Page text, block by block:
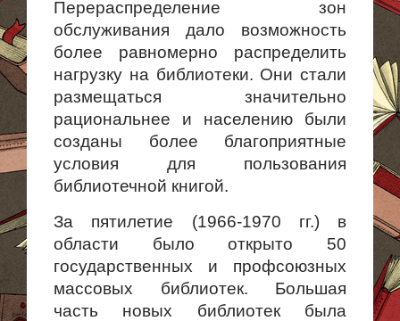
Перераспределение зон
обслуживания дало возможность
более равномерно распределить
нагрузку на библиотеки. Они стали
размещаться значительно
рациональнее и населению были
созданы более благоприятные
условия для пользования
библиотечной книгой.
За пятилетие (1966-1970 гг.) в
области было открыто 50
государственных и профсоюзных
массовых библиотек. Большая
часть новых библиотек была